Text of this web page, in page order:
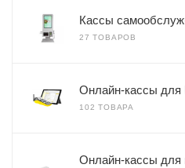
Кассы
27 ТОВАРОВ
Онлайн-кассы
102 ТОВАРА
Онлайн-кассы для